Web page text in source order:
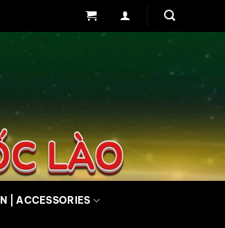
| ACCESSORIES